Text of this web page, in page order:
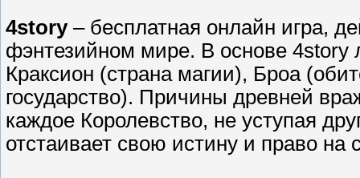
4story – бесплатная онлайн игра,
фэнтезийном мире. В основе 4story
Краксион (страна магии), Броа
государство). Причины древней
каждое Королевство, не уступая
отстаивает свою истину и право на